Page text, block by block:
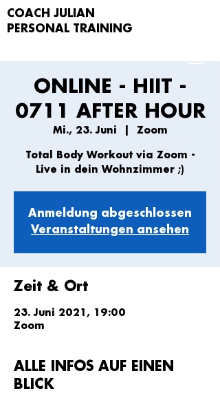
COACH JULIAN
PERSONAL TRAIN
ING
ONLINE - HIIT -
0711 AFTER HOUR
Mi., 23. Juni Zoom
Total Body Workout via Zoom -
Live in dein Wohnzimmer ;)
Anmeldung abgeschlossen
Veranstaltungen ansehen
Zeit & Ort
23. Juni 2021, 19:00
Zoom
ALLE INFOS AUF EINEN
BLICK